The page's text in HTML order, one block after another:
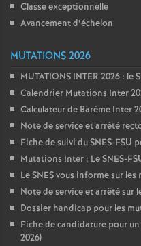
Classe exceptionnelle
Avancement d’échelon
MUTATIONS 2026
MUTATIONS INTER 2026 : le
Calendrier Mutations Inter
Calculateur de Barème Inter
Note de service et arrêté
Fiche de suivi du SNES-FSU
Mutations Inter : Le SNES-
Le SNES vous informe sur
Note de service et arrêté sur
Dossier handicap pour les
Fiche de candidature pour
2026)